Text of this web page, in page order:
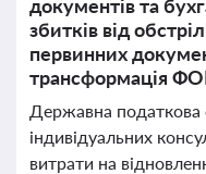
документів та
збитків від
первинних
трансформація
Державна податкова
індивідуальних
витрати на